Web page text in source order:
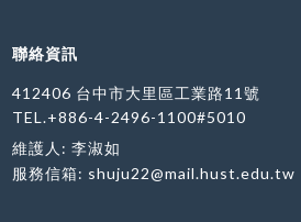
聯絡資訊
412406 台中市大里區工業路11號
TEL.+886-4-2496-1100#5010
維護人: 李淑如
服務信箱: shuju22@mail.hust.edu.tw